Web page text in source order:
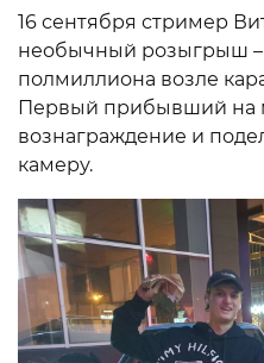
16 сентября стример
необычный розыгрыш –
полмиллиона возле
Первый прибывший на
вознаграждение и
камеру.